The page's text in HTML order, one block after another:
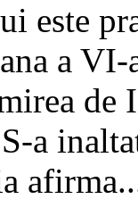
este
a
de
a